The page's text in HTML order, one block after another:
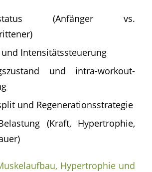
(Anfänger vs.
Intensitätssteuerung
und intra-workout-
und Regenerationsstrategie
(Kraft, Hypertrophie,
Hypertrophie und